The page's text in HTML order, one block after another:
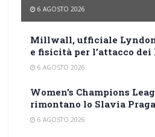
6 AGOSTO 2026
Millwall, ufficiale
e fisicità per l’attacco dei
6 AGOSTO 2026
Women’s Champions
rimontano lo Slavia
6 AGOSTO 2026